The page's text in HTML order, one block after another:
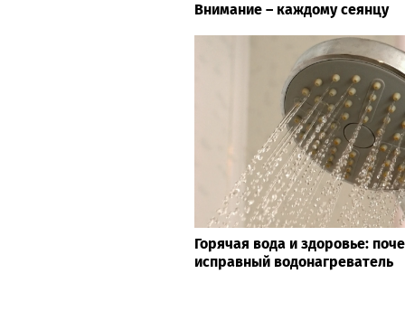
Внимание – каждому сеянцу
Горячая вода и здоровье:
исправный водонагреватель